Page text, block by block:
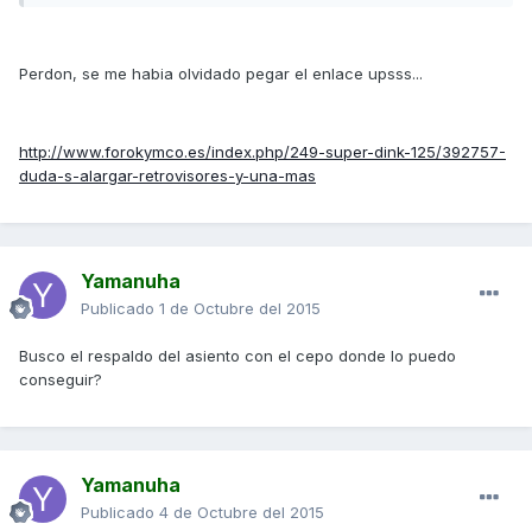
Perdon, se me habia olvidado pegar el enlace upsss...
http://www.forokymco.es/index.php/249-super-dink-125/392757-
duda-s-alargar-retrovisores-y-una-mas
Yamanuha
Publicado 1 de Octubre del 2015
Busco el respaldo del asiento con el cepo donde lo puedo
conseguir?
Yamanuha
Publicado 4 de Octubre del 2015